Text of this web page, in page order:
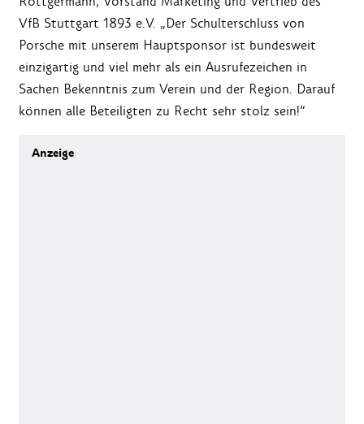
VfB Stuttgart 1893 e.V. „Der Schulterschluss von
Porsche mit unserem Hauptsponsor ist bundesweit
einzigartig und viel mehr als ein Ausrufezeichen in
Sachen Bekenntnis zum Verein und der Region. Darauf
können alle Beteiligten zu Recht sehr stolz sein!“